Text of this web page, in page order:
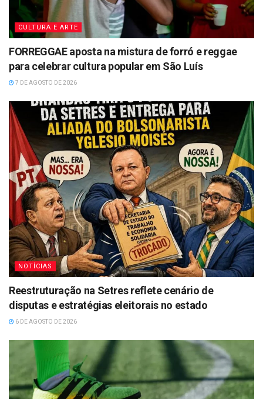
CULTURA E ARTE
FORREGGAE aposta na mistura de forró e reggae
para celebrar cultura popular em São Luís
7 DE AGOSTO DE 2026
NOTÍCIAS
Reestruturação na Setres reflete cenário de
disputas e estratégias eleitorais no estado
6 DE AGOSTO DE 2026